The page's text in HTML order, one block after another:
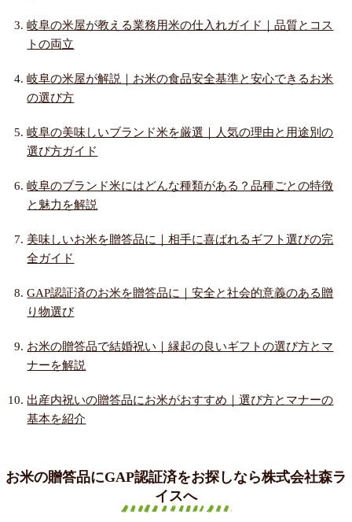
岐阜の米屋が教える業務用米の仕入れガイド｜品質とコス
トの両立
岐阜の米屋が解説｜お米の食品安全基準と安心できるお米
の選び方
岐阜の美味しいブランド米を厳選｜人気の理由と用途別の
選び方ガイド
岐阜のブランド米にはどんな種類がある？品種ごとの特徴
と魅力を解説
美味しいお米を贈答品に｜相手に喜ばれるギフト選びの完
全ガイド
GAP認証済のお米を贈答品に｜安全と社会的意義のある贈
り物選び
お米の贈答品で結婚祝い｜縁起の良いギフトの選び方とマ
ナーを解説
出産内祝いの贈答品にお米がおすすめ｜選び方とマナーの
基本を紹介
お米の贈答品にGAP認証済をお探しなら株式会社森ラ
イスへ